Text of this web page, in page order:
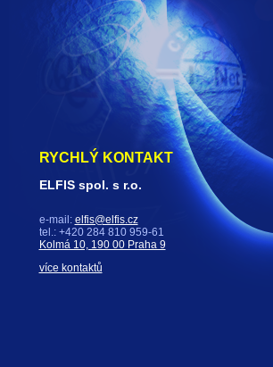
RYCHLÝ KONTAKT
ELFIS spol. s r.o.
e-mail: elfis@elfis.cz
tel.: +420 284 810 959-61
Kolmá 10, 190 00 Praha 9
více kontaktů